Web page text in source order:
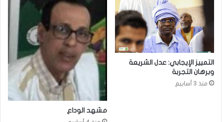
التمييز الإيجابي: عدل الشريعة
وبرهان التجربة
منذ 3 أسابيع
مشهد الوداع